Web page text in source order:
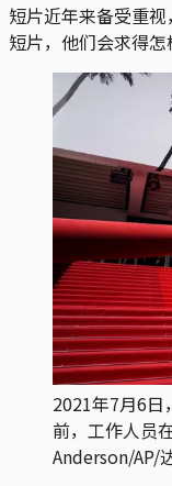
短片近年来备受重
短片，他们会求得怎
2021年7月6日
前，工作人员
Anderson/AP/